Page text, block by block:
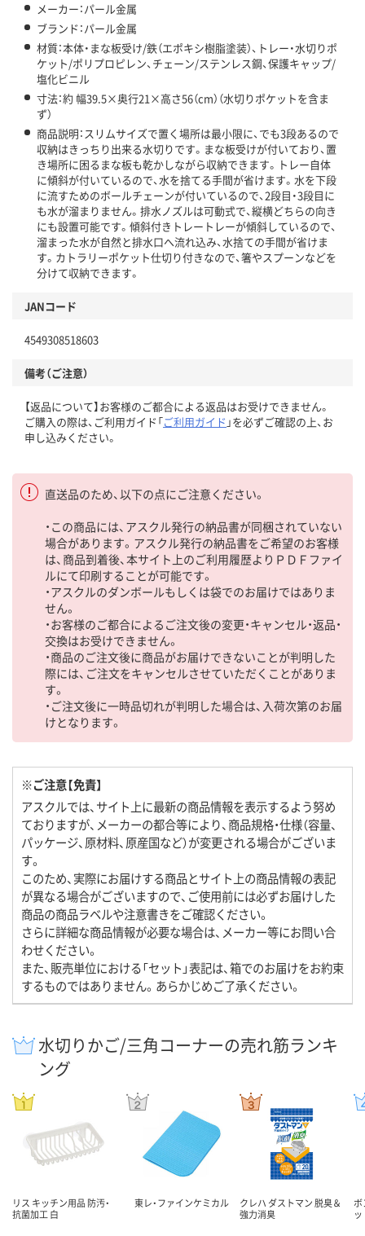
メーカー：パール金属
ブランド：パール金属
材質：本体・まな板受け/鉄（エポキシ樹脂塗装）、トレー・水切りポ
ケット/ポリプロピレン、チェーン/ステンレス鋼、保護キャップ/
塩化ビニル
寸法：約 幅39.5×奥行21×高さ56（cm）（水切りポケットを含ま
ず）
商品説明：スリムサイズで置く場所は最小限に、でも3段あるので
収納はきっちり出来る水切りです。まな板受けが付いており、置
き場所に困るまな板も乾かしながら収納できます。トレー自体
に傾斜が付いているので、水を捨てる手間が省けます。水を下段
に流すためのボールチェーンが付いているので、2段目・3段目に
も水が溜まりません。排水ノズルは可動式で、縦横どちらの向き
にも設置可能です。傾斜付きトレートレーが傾斜しているので、
溜まった水が自然と排水口へ流れ込み、水捨ての手間が省けま
す。カトラリーポケット仕切り付きなので、箸やスプーンなどを
分けて収納できます。
JANコード
4549308518603
備考（ご注意）
【返品について】お客様のご都合による返品はお受けできません。
ご購入の際は、ご利用ガイド「ご利用ガイド 」を必ずご確認の上、お
申し込みください。
直送品のため、以下の点にご注意ください。
・この商品には、アスクル発行の納品書が同梱されていない
場合があります。アスクル発行の納品書をご希望のお客様
は、商品到着後、本サイト上のご利用履歴よりＰＤＦファイ
ルにて印刷することが可能です。
・アスクルのダンボールもしくは袋でのお届けではありま
せん。
・お客様のご都合によるご注文後の変更・キャンセル・返品・
交換はお受けできません。
・商品のご注文後に商品がお届けできないことが判明した
際には、ご注文をキャンセルさせていただくことがありま
す。
・ご注文後に一時品切れが判明した場合は、入荷次第のお届
けとなります。
※ご注意【免責】
アスクルでは、サイト上に最新の商品情報を表示するよう努め
ておりますが、メーカーの都合等により、商品規格・仕様（容量、
パッケージ、原材料、原産国など）が変更される場合がございま
す。
このため、実際にお届けする商品とサイト上の商品情報の表記
が異なる場合がございますので、ご使用前には必ずお届けした
商品の商品ラベルや注意書きをご確認ください。
さらに詳細な商品情報が必要な場合は、メーカー等にお問い合
わせください。
また、販売単位における「セット」表記は、箱でのお届けをお約束
するものではありません。あらかじめご了承ください。
水切りかご/三角コーナーの売れ筋ランキ
ング
リス キッチン用品 防汚・
抗菌加工 白
東レ・ファインケミカル
クレハ ダストマン 脱臭＆
強力消臭
ボ